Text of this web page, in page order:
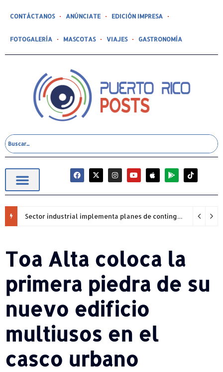
CONTÁCTANOS ANÚNCIATE EDICIÓN IMPRESA
FOTOGALERÍA MASCOTAS VIAJES GASTRONOMÍA
Sector industrial implementa planes de contingencia ante racionamiento de agua y hace un llamado a la eficiencia infraestructural
Toa Alta coloca la
primera piedra de su
nuevo edificio
multiusos en el
casco urbano